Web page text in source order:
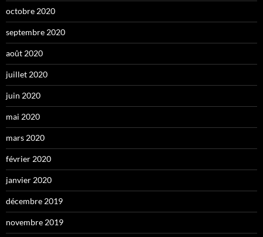
octobre 2020
septembre 2020
août 2020
juillet 2020
juin 2020
mai 2020
mars 2020
février 2020
janvier 2020
décembre 2019
novembre 2019